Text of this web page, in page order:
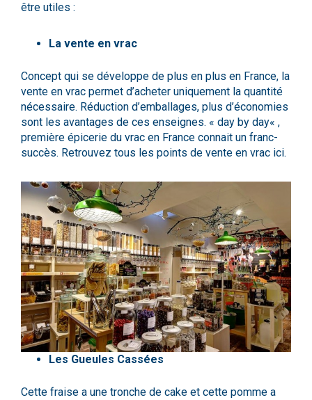
être utiles :
La vente en vrac
Concept qui se développe de plus en plus en France, la
vente en vrac permet d’acheter uniquement la quantité
nécessaire. Réduction d’emballages, plus d’économies
sont les avantages de ces enseignes. « day by day« ,
première épicerie du vrac en France connait un franc-
succès. Retrouvez tous les points de vente en vrac ici.
Les Gueules Cassées
Cette fraise a une tronche de cake et cette pomme a